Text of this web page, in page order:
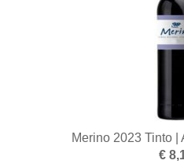
Merino 2023 Tinto
€